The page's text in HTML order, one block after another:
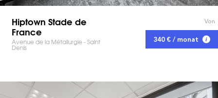
Hiptown Stade de
France
Avenue de la Métallurgie - Saint
Denis
Von
340 € / monat